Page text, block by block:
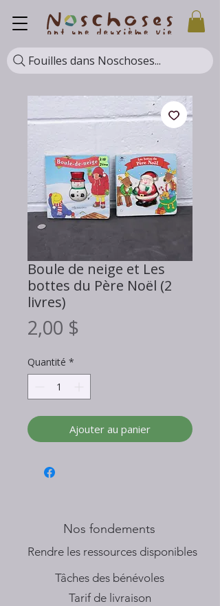
Fouilles dans Noschoses...
Boule de neige et Les
bottes du Père Noël (2
livres)
2,00 $
Quantité *
Ajouter au panier
Nos fondements
​Rendre les ressources disponibles
Tâches des bénévoles
Tarif de livraison